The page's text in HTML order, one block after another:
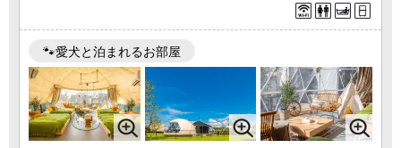
🐾愛犬と泊まれるお部屋